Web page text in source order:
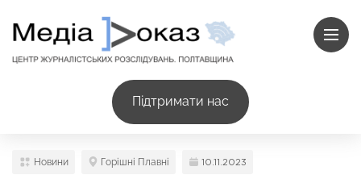
Підтримати нас
Новини Горішні Плавні 10.11.2023